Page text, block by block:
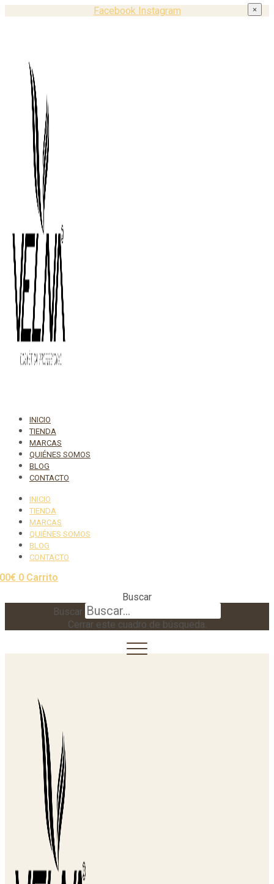
Facebook Instagram
INICIO
TIENDA
MARCAS
QUIÉNES SOMOS
BLOG
CONTACTO
INICIO
TIENDA
MARCAS
QUIÉNES SOMOS
BLOG
CONTACTO
€ 0 Carrito
Buscar
Buscar
Cerrar este cuadro de búsqueda.
×